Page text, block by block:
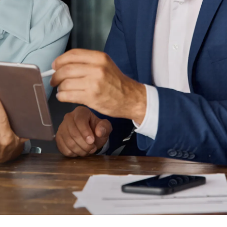
użytkownika z SAP
Business AI
& AI Launchpad